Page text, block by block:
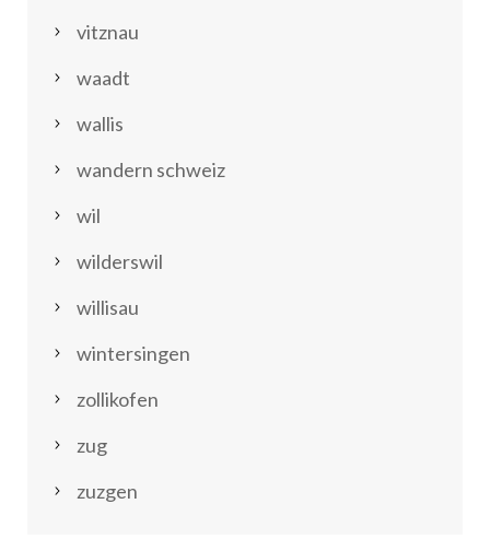
vitznau
waadt
wallis
wandern schweiz
wil
wilderswil
willisau
wintersingen
zollikofen
zug
zuzgen